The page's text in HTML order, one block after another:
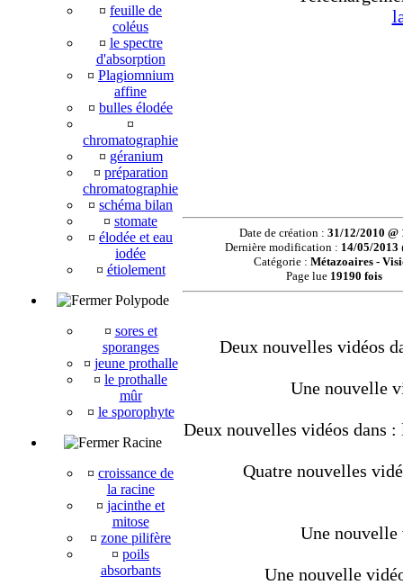
¤ feuille de
coléus
¤ le spectre
d'absorption
¤ Plagiomnium
affine
¤ bulles élodée
¤
chromatographie
¤ géranium
¤ préparation
chromatographie
¤ schéma bilan
¤ stomate
¤ élodée et eau
iodée
¤ étiolement
Polypode
¤ sores et
sporanges
¤ jeune prothalle
¤ le prothalle
mûr
¤ le sporophyte
Racine
¤ croissance de
la racine
¤ jacinthe et
mitose
¤ zone pilifère
¤ poils
absorbants
Date de création : 31/12/2010 @
Dernière modification : 14/05/2013
Catégorie :Métazoaires -
Page lue 19190 fois
Deux nouvelles vidéos
Une nouvelle
Deux nouvelles vidéos dans
Quatre nouvelles
Une nouvelle
Une nouvelle